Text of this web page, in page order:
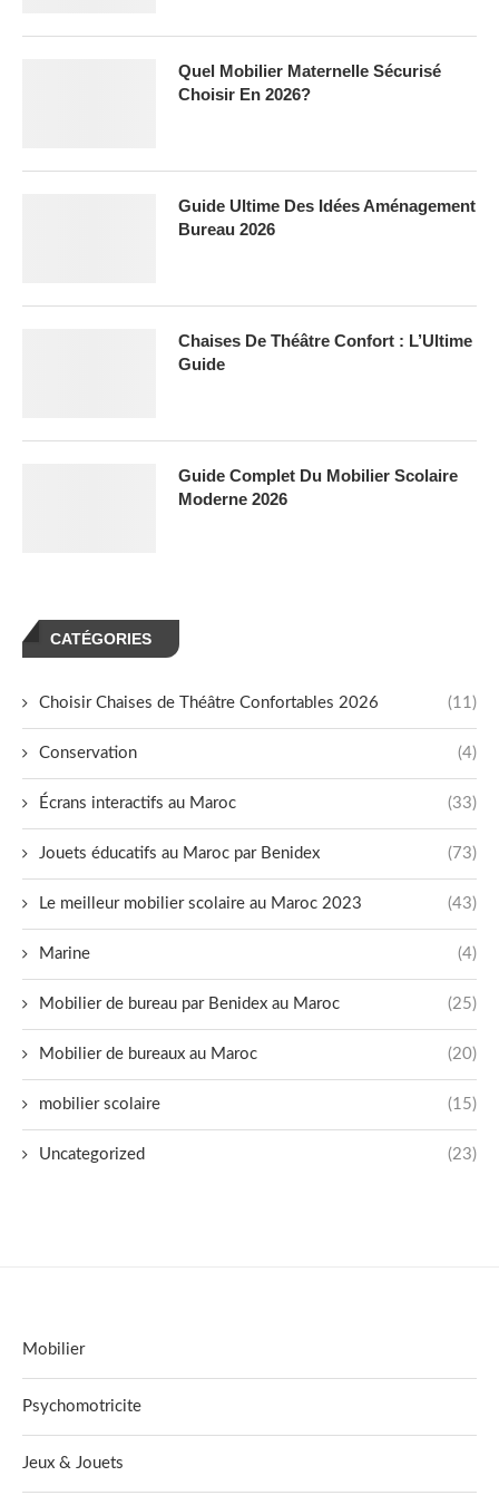
Quel Mobilier Maternelle Sécurisé
Choisir En 2026?
Guide Ultime Des Idées Aménagement
Bureau 2026
Chaises De Théâtre Confort : L’Ultime
Guide
Guide Complet Du Mobilier Scolaire
Moderne 2026
CATÉGORIES
Choisir Chaises de Théâtre Confortables 2026 (11)
Conservation (4)
Écrans interactifs au Maroc (33)
Jouets éducatifs au Maroc par Benidex (73)
Le meilleur mobilier scolaire au Maroc 2023 (43)
Marine (4)
Mobilier de bureau par Benidex au Maroc (25)
Mobilier de bureaux au Maroc (20)
mobilier scolaire (15)
Uncategorized (23)
Mobilier
Psychomotricite
Jeux & Jouets